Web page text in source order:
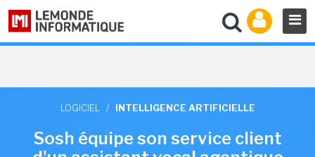
LOGICIEL / INTELLIGENCE ARTIFICIELLE
Sosh équipe son service client